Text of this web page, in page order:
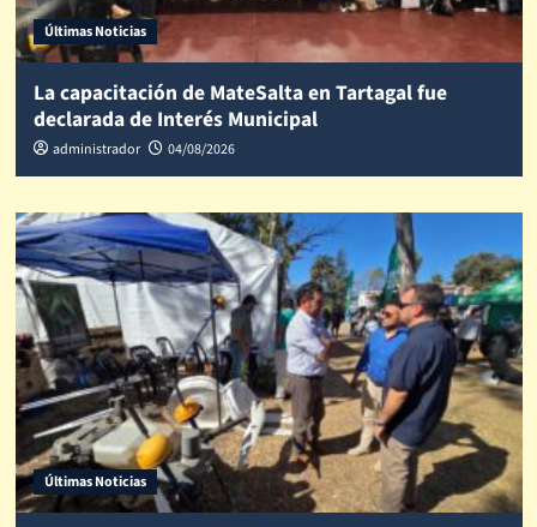
Últimas Noticias
La capacitación de MateSalta en Tartagal fue
declarada de Interés Municipal
administrador 04/08/2026
Últimas Noticias